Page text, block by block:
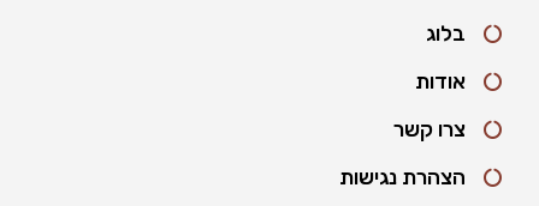
בלוג
אודות
צרו קשר
הצהרת נגישות